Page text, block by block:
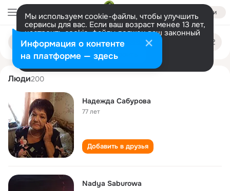
Войти
Мы используем cookie-файлы, чтобы улучшить
сервисы для вас. Если ваш возраст менее 13 лет,
настроить cookie-файлы должен ваш законный
представитель. Больше информации
Разрешить все Настроить
Поиск
людям
nadezhda saburova
Люди200
Надежда Сабурова
77 лет
Добавить в друзья
Nadya Saburowa
Информация о контенте
на платформе — здесь